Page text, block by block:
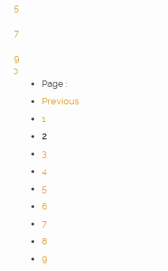
5
7
9
10
Page :
Previous
1
2
3
4
5
6
7
8
9